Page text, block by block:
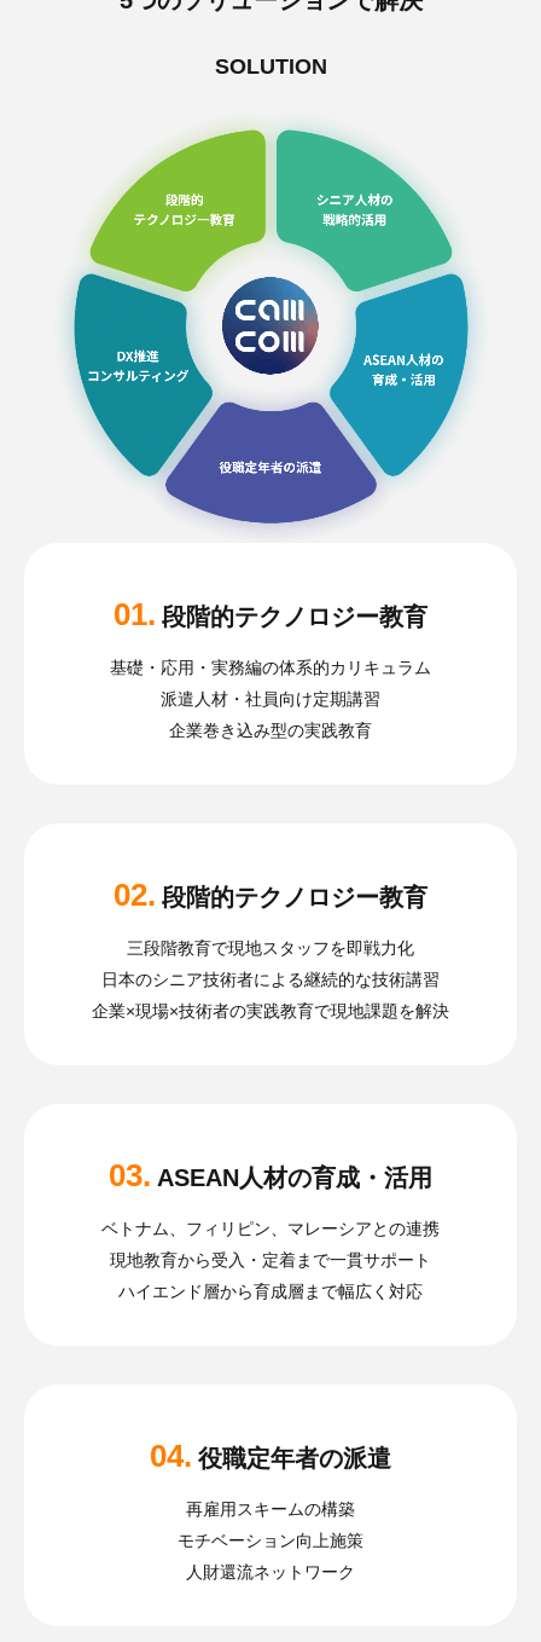
SOLUTION
01. 段階的テクノロジー教育
基礎・応用・実務編の体系的カリキュラム
派遣人材・社員向け定期講習
企業巻き込み型の実践教育
02. 段階的テクノロジー教育
三段階教育で現地スタッフを即戦力化
日本のシニア技術者による継続的な技術講習
企業×現場×技術者の実践教育で現地課題を解決
03. ASEAN人材の育成・活用
ベトナム、フィリピン、マレーシアとの連携
現地教育から受入・定着まで一貫サポート
ハイエンド層から育成層まで幅広く対応
04. 役職定年者の派遣
再雇用スキームの構築
モチベーション向上施策
人財還流ネットワーク